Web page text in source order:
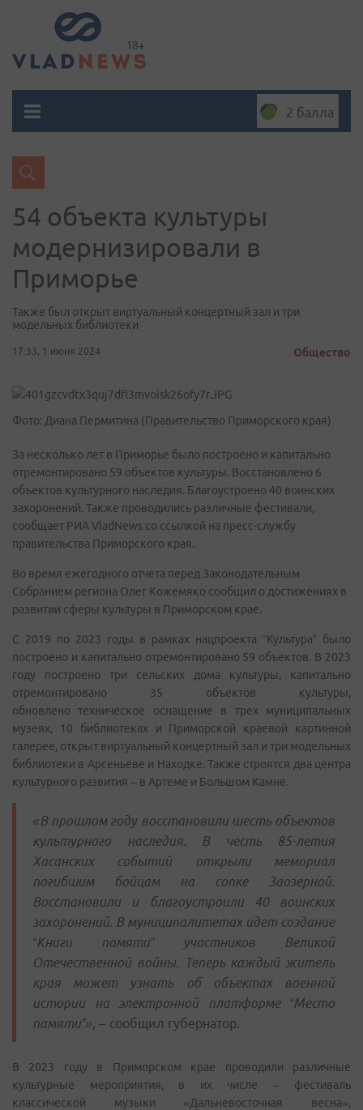
2 балла
54 объекта культуры
модернизировали в
Приморье
Также был открыт виртуальный концертный зал и три
модельных библиотеки
17:33, 1 июня 2024 Общество
Фото: Диана Пермитина (Правительство Приморского края)
За несколько лет в Приморье было построено и капитально
отремонтировано 59 объектов культуры. Восстановлено 6
объектов культурного наследия. Благоустроено 40 воинских
захоронений. Также проводились различные фестивали,
сообщает РИА VladNews со ссылкой на пресс-службу
правительства Приморского края.
Во время ежегодного отчета перед Законодательным
Собранием региона Олег Кожемяко сообщил о достижениях в
развитии сферы культуры в Приморском крае.
С 2019 по 2023 годы в рамках нацпроекта “Культура” было
построено и капитально отремонтировано 59 объектов. В 2023
году построено три сельских дома культуры, капитально
отремонтировано 35 объектов культуры,
обновлено техническое оснащение в трех муниципальных
музеях, 10 библиотеках и Приморской краевой картинной
галерее, открыт виртуальный концертный зал и три модельных
библиотеки в Арсеньеве и Находке. Также строятся два центра
культурного развития – в Артеме и Большом Камне.
«В прошлом году восстановили шесть объектов
культурного наследия. В честь 85-летия
Хасанских событий открыли мемориал
погибшим бойцам на сопке Заозерной.
Восстановили и благоустроили 40 воинских
захоронений. В муниципалитетах идет создание
“Книги памяти” участников Великой
Отечественной войны. Теперь каждый житель
края может узнать об объектах военной
истории на электронной платформе “Место
памяти”», – сообщил губернатор.
В 2023 году в Приморском крае проводили различные
культурные мероприятия, в их числе – фестиваль
классической музыки «Дальневосточная весна»,